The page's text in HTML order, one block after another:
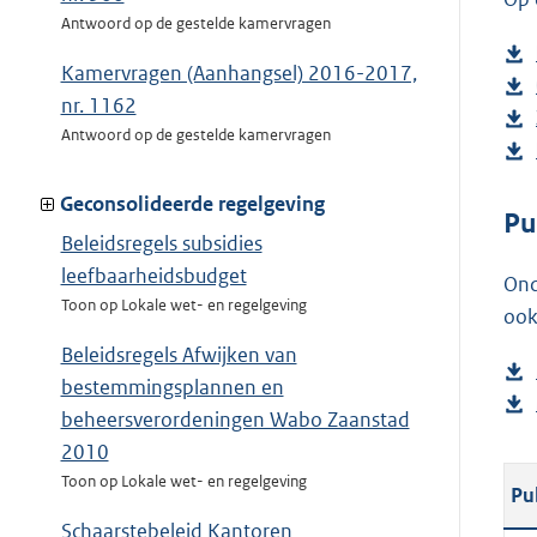
Antwoord op de gestelde kamervragen
Kamervragen (Aanhangsel) 2016-2017,
nr. 1162
Antwoord op de gestelde kamervragen
Geconsolideerde regelgeving
Beleidsregels subsidies
leefbaarheidsbudget
Toon op Lokale wet- en regelgeving
Beleidsregels Afwijken van
bestemmingsplannen en
beheersverordeningen Wabo Zaanstad
2010
Toon op Lokale wet- en regelgeving
Schaarstebeleid Kantoren